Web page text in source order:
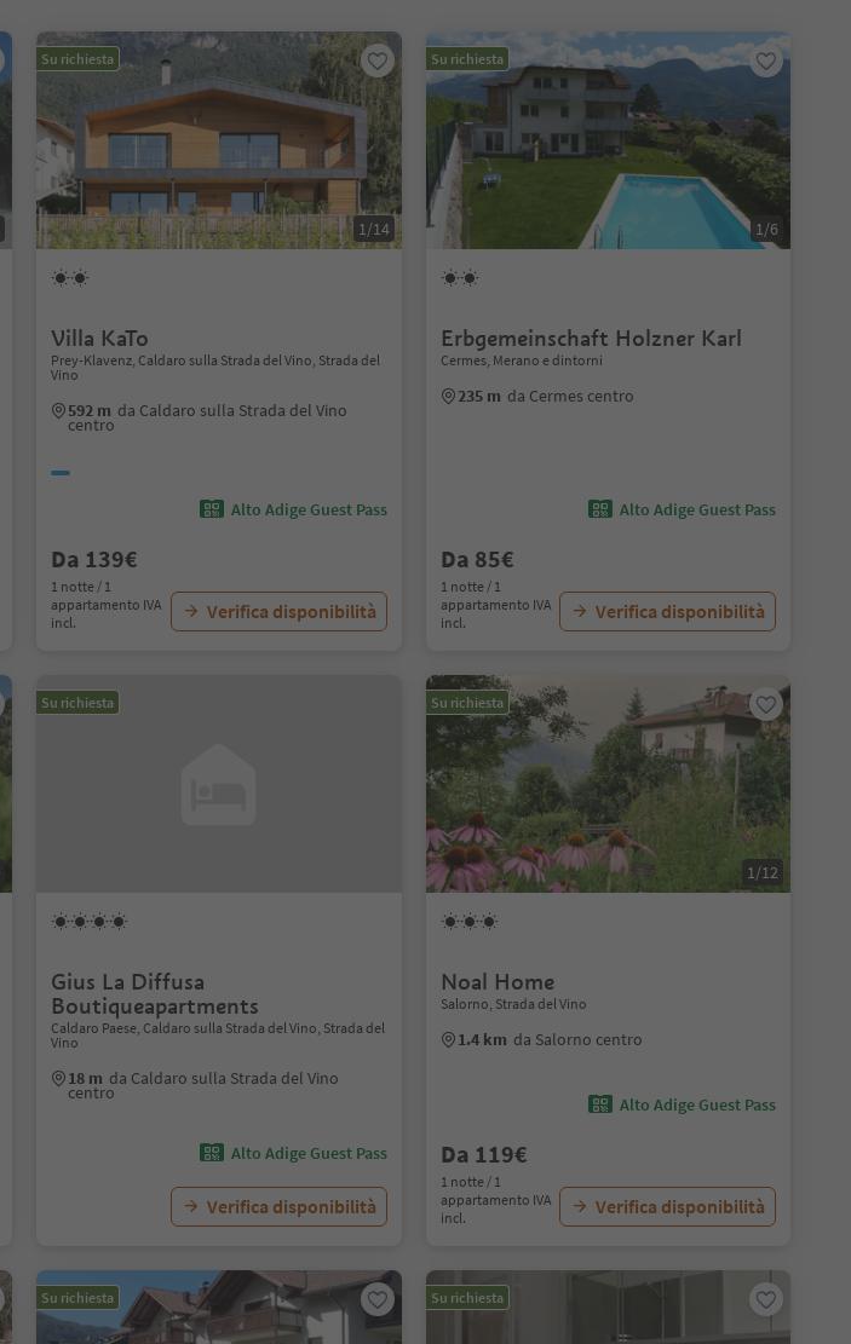
Su richiesta
1/14
Villa KaTo
Prey-Klavenz, Caldaro sulla Strada del Vino, Strada del
Vino
592 m da Caldaro sulla Strada del Vino
centro
Alto Adige Guest Pass
Da 139€
1 notte / 1
appartamento IVA
incl.
Verifica disponibilità
Su richiesta
1/6
Erbgemeinschaft Holzner Karl
Cermes, Merano e dintorni
235 m da Cermes centro
Alto Adige Guest Pass
Da 85€
1 notte / 1
appartamento IVA
incl.
Verifica disponibilità
Su richiesta
Gius La Diffusa
Boutiqueapartments
Caldaro Paese, Caldaro sulla Strada del Vino, Strada del
Vino
18 m da Caldaro sulla Strada del Vino
centro
Alto Adige Guest Pass
Verifica disponibilità
Su richiesta
1/12
Noal Home
Salorno, Strada del Vino
1.4 km da Salorno centro
Alto Adige Guest Pass
Da 119€
1 notte / 1
appartamento IVA
incl.
Verifica disponibilità
Su richiesta Su richiesta